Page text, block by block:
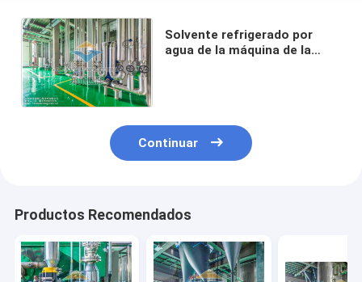
Solvente refrigerado por
agua de la máquina de la
Continuar
Productos Recomendados